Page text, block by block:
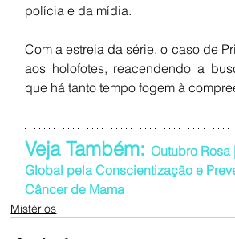
polícia e da mídia.
Com a estreia da série, o caso de
aos holofotes, reacendendo a
que há tanto tempo fogem à
Veja Também: Outubro Rosa
Global pela Conscientização e
Câncer de Mama
Mistérios